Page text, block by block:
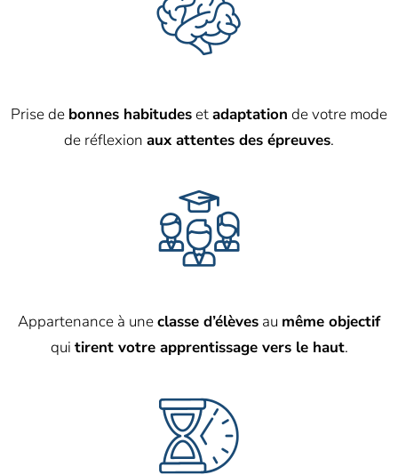
Prise de bonnes habitudesetadaptation de votre mode
de réflexion aux attentes des épreuves.
Appartenance à uneclasse d’élèves au même objectif
qui tirent votre apprentissage vers le haut.